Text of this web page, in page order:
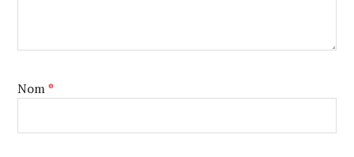
Nom*